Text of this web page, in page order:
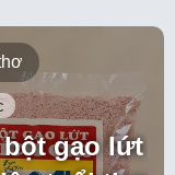
gạo lứt